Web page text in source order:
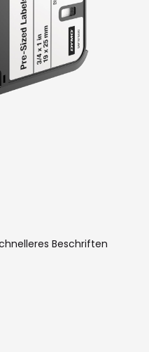
Beschriften